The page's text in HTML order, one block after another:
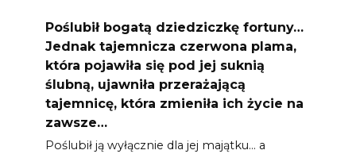
Poślubił bogatą dziedziczkę fortuny…
Jednak tajemnicza czerwona plama,
która pojawiła się pod jej suknią
ślubną, ujawniła przerażającą
tajemnicę, która zmieniła ich życie na
zawsze…
Poślubił ją wyłącznie dla jej majątku… a